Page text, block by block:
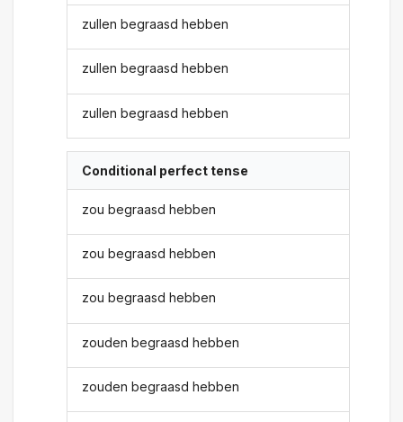
zullen begraasd hebben
zullen begraasd hebben
zullen begraasd hebben
Conditional perfect tense
zou begraasd hebben
zou begraasd hebben
zou begraasd hebben
zouden begraasd hebben
zouden begraasd hebben